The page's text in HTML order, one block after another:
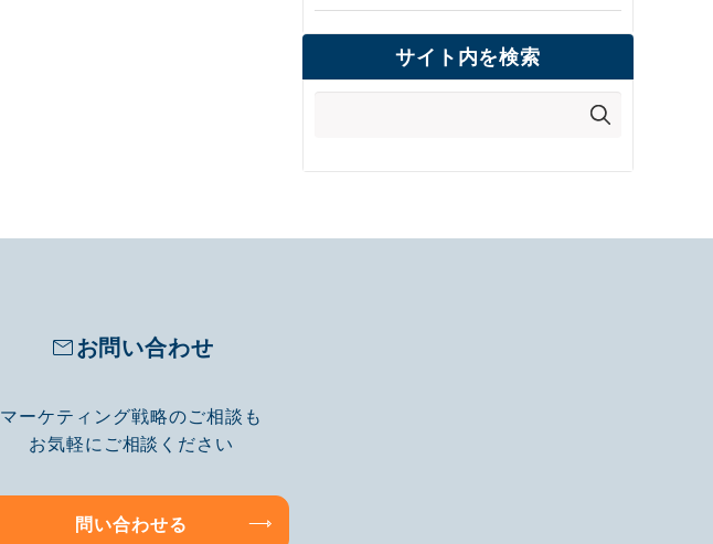
サイト内を検索
お問い合わせ
マーケティング戦略のご相談も
お気軽にご相談ください
問い合わせる